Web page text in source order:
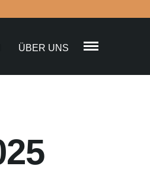
ÜBER UNS